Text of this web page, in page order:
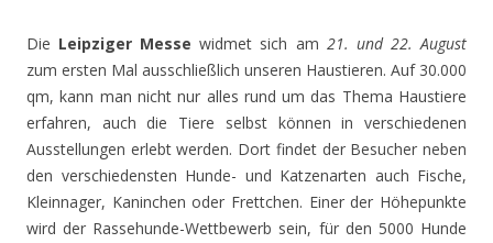
Die Leipziger Messe widmet sich am 21. und 22. August
zum ersten Mal ausschließlich unseren Haustieren. Auf 30.000
qm, kann man nicht nur alles rund um das Thema Haustiere
erfahren, auch die Tiere selbst können in verschiedenen
Ausstellungen erlebt werden. Dort findet der Besucher neben
den verschiedensten Hunde- und Katzenarten auch Fische,
Kleinnager, Kaninchen oder Frettchen. Einer der Höhepunkte
wird der Rassehunde-Wettbewerb sein, für den 5000 Hunde